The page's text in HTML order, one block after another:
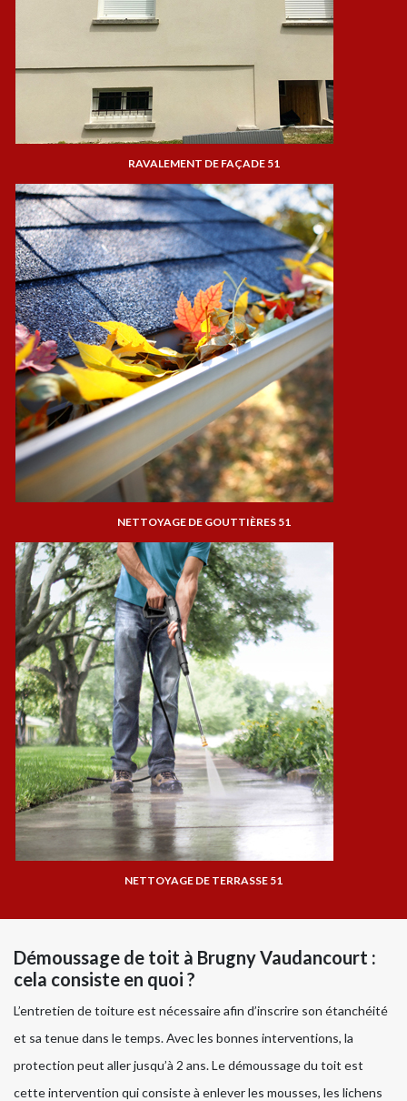
RAVALEMENT DE FAÇADE 51
NETTOYAGE DE GOUTTIÈRES 51
NETTOYAGE DE TERRASSE 51
Démoussage de toit à Brugny Vaudancourt :
cela consiste en quoi ?
L’entretien de toiture est nécessaire afin d’inscrire son étanchéité
et sa tenue dans le temps. Avec les bonnes interventions, la
protection peut aller jusqu’à 2 ans. Le démoussage du toit est
cette intervention qui consiste à enlever les mousses, les lichens